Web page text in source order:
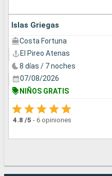
Islas Griegas
Costa Fortuna
El Pireo Atenas
8 días / 7 noches
07/08/2026
NIÑOS GRATIS
4.8 /5 - 6 opiniones